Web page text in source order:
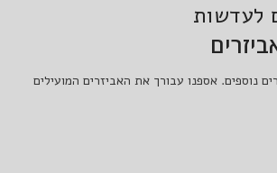
לעדשות
נוספים. אספנו עבורך את האביזרים המועילים